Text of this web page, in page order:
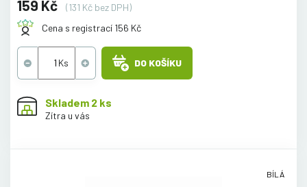
159 Kč
(131 Kč bez DPH)
Cena s registrací 156 Kč
DO KOŠÍKU
Skladem 2 ks
Zítra u vás
BÍLÁ